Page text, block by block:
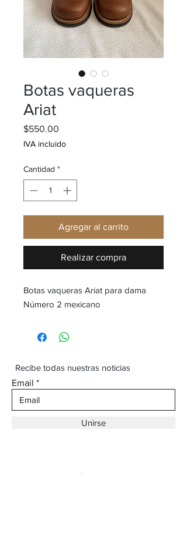
Botas vaqueras
Ariat
$550.00
IVA incluido
Cantidad *
Agregar al carrito
Realizar compra
Botas vaqueras Ariat para dama
Número 2 mexicano
Recibe todas nuestras noticias
Email
Unirse
Dirección: